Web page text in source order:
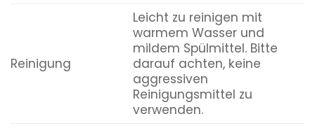
Reinigung
Leicht zu reinigen mit
warmem Wasser und
mildem Spülmittel. Bitte
darauf achten, keine
aggressiven
Reinigungsmittel zu
verwenden.